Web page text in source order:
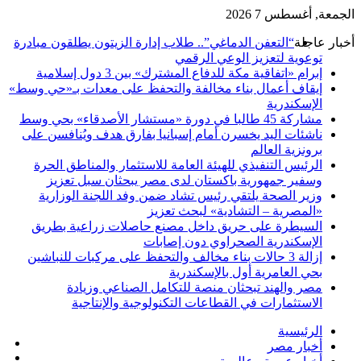
الجمعة, أغسطس 7 2026
أخبار عاجلة“التعفن الدماغي”.. طلاب إدارة الزيتون يطلقون مبادرة
توعوية لتعزيز الوعي الرقمي
إبرام «اتفاقية مكة للدفاع المشترك» بين 3 دول إسلامية
إيقاف أعمال بناء مخالفة والتحفظ على معدات بـ«حي وسط»
الإسكندرية
مشاركة 45 طالبا في دورة «مستشار الأصدقاء» بحي وسط
ناشئات اليد يخسرن أمام إسبانيا بفارق هدف ويُنافسن على
برونزية العالم
الرئيس التنفيذي للهيئة العامة للاستثمار والمناطق الحرة
وسفير جمهورية باكستان لدى مصر يبحثان سبل تعزيز
وزير الصحة يلتقي رئيس تشاد ضمن وفد اللجنة الوزارية
«المصرية – التشادية» لبحث تعزيز
السيطرة على حريق داخل مصنع حاصلات زراعية بطريق
الإسكندرية الصحراوي دون إصابات
إزالة 3 حالات بناء مخالف والتحفظ على مركبات للنباشين
بحي العامرية أول بالإسكندرية
مصر والهند تبحثان منصة للتكامل الصناعي وزيادة
الاستثمارات في القطاعات التكنولوجية والإنتاجية
الرئيسية
أخبار مصر